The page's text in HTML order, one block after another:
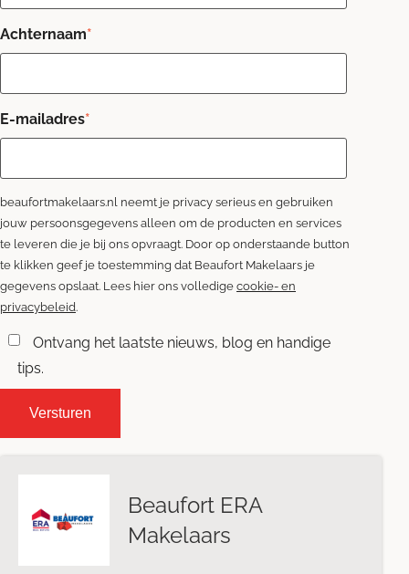
Achternaam*
E-mailadres*
beaufortmakelaars.nl neemt je privacy serieus en gebruiken
jouw persoonsgegevens alleen om de producten en services
te leveren die je bij ons opvraagt. Door op onderstaande button
te klikken geef je toestemming dat Beaufort Makelaars je
gegevens opslaat. Lees hier ons volledige cookie- en
privacybeleid.
Ontvang het laatste nieuws, blog en handige
tips.
Beaufort ERA
Makelaars